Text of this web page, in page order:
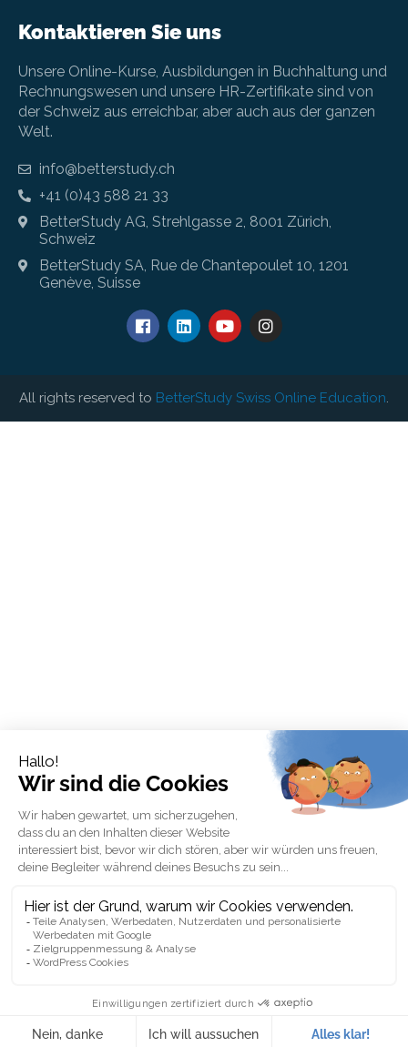
Kontaktieren Sie uns
Unsere Online-Kurse, Ausbildungen in Buchhaltung und
Rechnungswesen und unsere HR-Zertifikate sind von
der Schweiz aus erreichbar, aber auch aus der ganzen
Welt.
info@betterstudy.ch
+41 (0)43 588 21 33
BetterStudy AG, Strehlgasse 2, 8001 Zürich,
Schweiz
BetterStudy SA, Rue de Chantepoulet 10, 1201
Genève, Suisse
All rights reserved to BetterStudy Swiss Online Education.